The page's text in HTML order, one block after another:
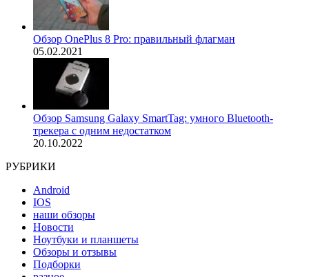
Обзор OnePlus 8 Pro: правильный флагман
05.02.2021
Обзор Samsung Galaxy SmartTag: умного Bluetooth-
трекера с одним недостатком
20.10.2022
РУБРИКИ
Android
IOS
наши обзоры
Новости
Ноутбуки и планшеты
Обзоры и отзывы
Подборки